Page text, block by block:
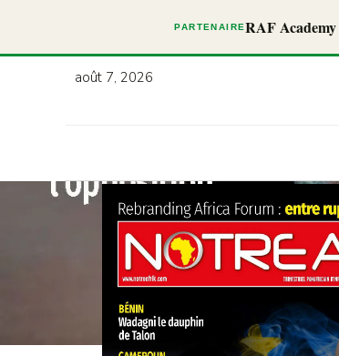
PARTENAIRERAF Academy
août 7, 2026